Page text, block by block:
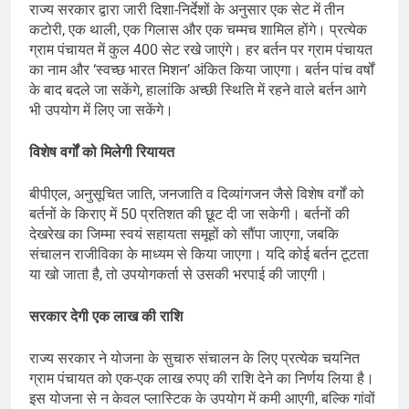
राज्य सरकार द्वारा जारी दिशा-निर्देशों के अनुसार एक सेट में तीन
कटोरी, एक थाली, एक गिलास और एक चम्मच शामिल होंगे। प्रत्येक
ग्राम पंचायत में कुल 400 सेट रखे जाएंगे। हर बर्तन पर ग्राम पंचायत
का नाम और ‘स्वच्छ भारत मिशन’ अंकित किया जाएगा। बर्तन पांच वर्षों
के बाद बदले जा सकेंगे, हालांकि अच्छी स्थिति में रहने वाले बर्तन आगे
भी उपयोग में लिए जा सकेंगे।
विशेष वर्गों को मिलेगी रियायत
बीपीएल, अनुसूचित जाति, जनजाति व दिव्यांगजन जैसे विशेष वर्गों को
बर्तनों के किराए में 50 प्रतिशत की छूट दी जा सकेगी। बर्तनों की
देखरेख का जिम्मा स्वयं सहायता समूहों को सौंपा जाएगा, जबकि
संचालन राजीविका के माध्यम से किया जाएगा। यदि कोई बर्तन टूटता
या खो जाता है, तो उपयोगकर्ता से उसकी भरपाई की जाएगी।
सरकार देगी एक लाख की राशि
राज्य सरकार ने योजना के सुचारु संचालन के लिए प्रत्येक चयनित
ग्राम पंचायत को एक-एक लाख रुपए की राशि देने का निर्णय लिया है।
इस योजना से न केवल प्लास्टिक के उपयोग में कमी आएगी, बल्कि गांवों